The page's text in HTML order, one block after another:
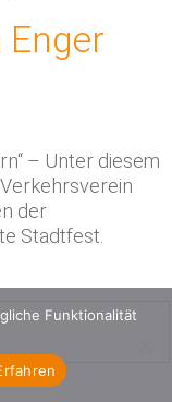
– Unter diesem
der
Stadtfest.
Funktionalität